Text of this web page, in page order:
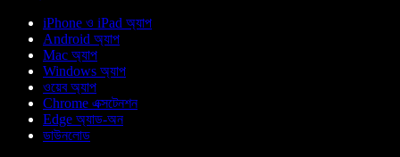
iPhone ও iPad অ্যাপ
Android অ্যাপ
Mac অ্যাপ
Windows অ্যাপ
ওয়েব অ্যাপ
Chrome এক্সটেনশন
Edge অ্যাড-অন
ডাউনলোড